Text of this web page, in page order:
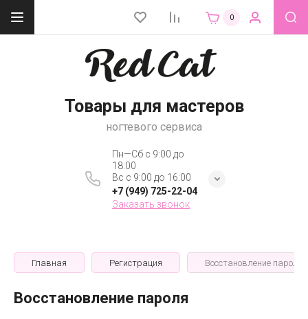
0
Товары для мастеров
ногтевого сервиса
Пн—Сб с 9:00 до
18:00
Вс с 9:00 до 16:00
+7 (949) 725-22-04
Заказать звонок
Главная Регистрация Восстановление пароля
Восстановление пароля